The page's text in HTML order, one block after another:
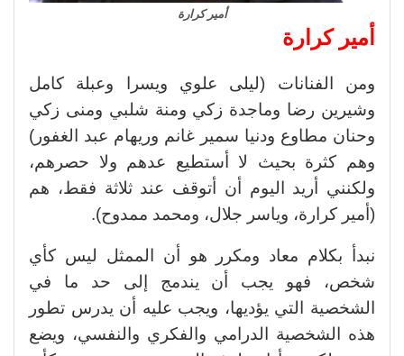
أمير كرارة
أمير كرارة
ومن الفنانات (ليلى علوي ويسرا وعبلة كامل
وشيرين رضا وماجدة زكي ومنة شلبي ومنى زكي
وحنان مطاوع ودنيا سمير غانم وريهام عبد الغفور)
وهم كثرة بحيث لا أستطيع عدهم ولا حصرهم،
ولكنني أريد اليوم أن أتوقف عند ثلاثة فقط، هم
(أمير كرارة، وياسر جلال، ومحمد ممدوح).
نبدأ بكلام معاد ومكرر هو أن الممثل ليس كأي
شخص، فهو يجب أن يندمج إلى حد ما في
الشخصية التي يؤديها، ويجب عليه أن يدرس تطور
هذه الشخصية الدرامي والفكري والنفسي، ويضع